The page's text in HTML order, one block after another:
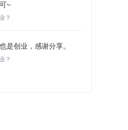
~
？
是创业，感谢分享。
？